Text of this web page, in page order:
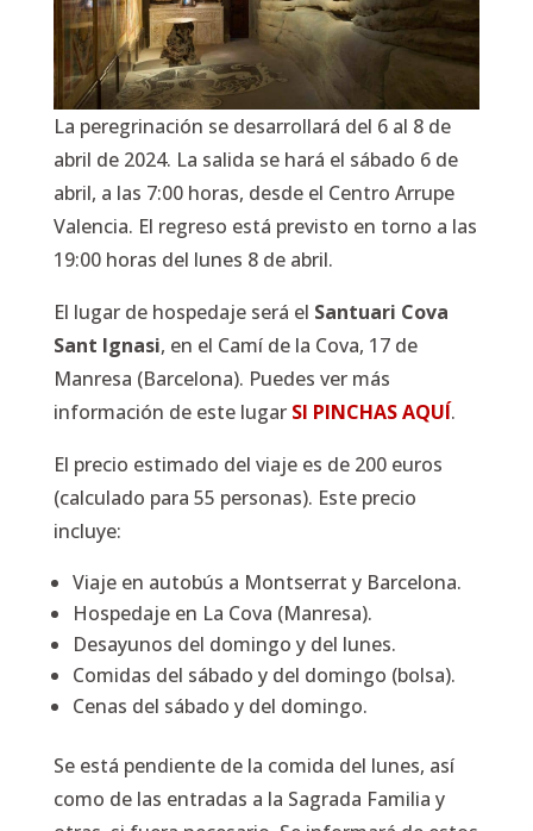
La peregrinación se desarrollará del 6 al 8 de
abril de 2024. La salida se hará el sábado 6 de
abril, a las 7:00 horas, desde el Centro Arrupe
Valencia. El regreso está previsto en torno a las
19:00 horas del lunes 8 de abril.
El lugar de hospedaje será el Santuari Cova
Sant Ignasi, en el Camí de la Cova, 17 de
Manresa (Barcelona). Puedes ver más
información de este lugar SI PINCHAS AQUÍ.
El precio estimado del viaje es de 200 euros
(calculado para 55 personas). Este precio
incluye:
Viaje en autobús a Montserrat y Barcelona.
Hospedaje en La Cova (Manresa).
Desayunos del domingo y del lunes.
Comidas del sábado y del domingo (bolsa).
Cenas del sábado y del domingo.
Se está pendiente de la comida del lunes, así
como de las entradas a la Sagrada Familia y